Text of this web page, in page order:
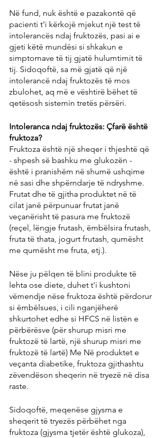
Në fund, nuk është e pazakontë që
pacienti t'i kërkojë mjekut një test të
intolerancës ndaj fruktozës, pasi ai e
gjeti këtë mundësi si shkakun e
simptomave të tij gjatë hulumtimit të
tij. Sidoqoftë, sa më gjatë që një
intolerancë ndaj fruktozës të mos
zbulohet, aq më e vështirë bëhet të
qetësosh sistemin tretës përsëri.
Intoleranca ndaj fruktozës: Çfarë është
fruktoza?
Fruktoza është një sheqer i thjeshtë që
- shpesh së bashku me glukozën -
është i pranishëm në shumë ushqime
në sasi dhe shpërndarje të ndryshme.
Frutat dhe të gjitha produktet në të
cilat janë përpunuar frutat janë
veçanërisht të pasura me fruktozë
(reçel, lëngje frutash, ëmbëlsira frutash,
fruta të thata, jogurt frutash, qumësht
me qumësht me fruta, etj.).
Nëse ju pëlqen të blini produkte të
lehta ose diete, duhet t'i kushtoni
vëmendje nëse fruktoza është përdorur
si ëmbëlsues, i cili nganjëherë
shkurtohet edhe si HFCS në listën e
përbërësve (për shurup misri me
fruktozë të lartë, një shurup misri me
fruktozë të lartë) Me Në produktet e
veçanta diabetike, fruktoza gjithashtu
zëvendëson sheqerin në tryezë në disa
raste.
Sidoqoftë, meqenëse gjysma e
sheqerit të tryezës përbëhet nga
fruktoza (gjysma tjetër është glukoza),